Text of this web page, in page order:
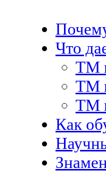
Что
ТМ
ТМ
ТМ
Как